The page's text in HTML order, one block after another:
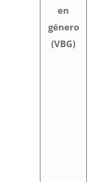
en
género
(VBG)